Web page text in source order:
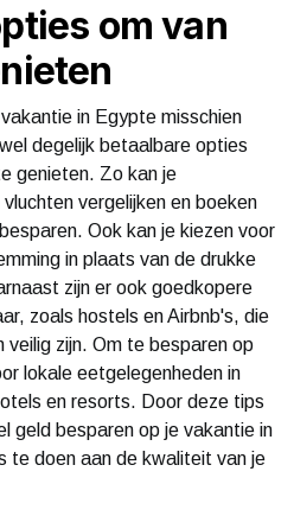
om van
in Egypte misschien
degelijk betaalbare opties
genieten. Zo kan je
vergelijken en boeken
Ook kan je kiezen voor
in plaats van de drukke
zijn er ook goedkopere
zoals hostels en Airbnb's, die
zijn. Om te besparen op
lokale eetgelegenheden in
en resorts. Door deze tips
geld besparen op je vakantie in
te doen aan de kwaliteit van je